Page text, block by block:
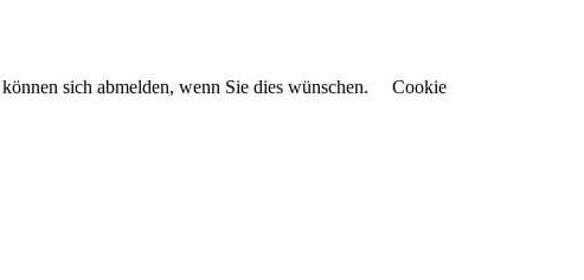
sich abmelden, wenn Sie dies wünschen.
Cookie